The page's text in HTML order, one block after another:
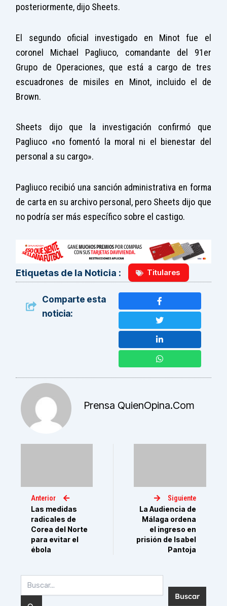
posteriormente, dijo Sheets.
El segundo oficial investigado en Minot fue el
coronel Michael Pagliuco, comandante del 91er
Grupo de Operaciones, que está a cargo de tres
escuadrones de misiles en Minot, incluido el de
Brown.
Sheets dijo que la investigación confirmó que
Pagliuco «no fomentó la moral ni el bienestar del
personal a su cargo».
Pagliuco recibió una sanción administrativa en forma
de carta en su archivo personal, pero Sheets dijo que
no podría ser más específico sobre el castigo.
Etiquetas de la Noticia : Titulares
Comparte esta
noticia:
Prensa QuienOpina.com
Anterior
Las medidas
radicales de
Corea del Norte
para evitar el
ébola
Siguiente
La Audiencia de
Málaga ordena
el ingreso en
prisión de Isabel
Pantoja
por: